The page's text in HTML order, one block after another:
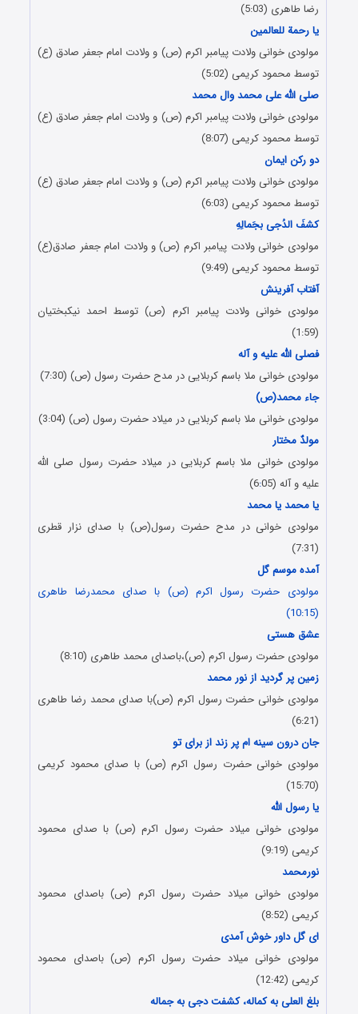
رضا طاهری (5:03)
یا رحمة للعالمین
مولودی خوانی ولادت پیامبر اکرم (ص) و ولادت امام جعفر صادق (ع)
توسط محمود کریمی (5:02)
صلی الله علی محمد وال محمد
مولودی خوانی ولادت پیامبر اکرم (ص) و ولادت امام جعفر صادق (ع)
توسط محمود کریمی (8:07)
دو رکن ایمان
مولودی خوانی ولادت پیامبر اکرم (ص) و ولادت امام جعفر صادق (ع)
توسط محمود کریمی (6:03)
کشفَ الدُجی بجَمالِهِ
مولودی خوانی ولادت پیامبر اکرم (ص) و ولادت امام جعفر صادق(ع)
توسط محمود کریمی (9:49)
آفتاب آفرینش
مولودی خوانی ولادت پیامبر اکرم (ص) توسط احمد نیکبختیان
(1:59)
فصلی الله علیه و آله
مولودی خوانی ملا باسم کربلایی در مدح حضرت رسول (ص) (7:30)
جاء محمد(ص)
مولودی خوانی ملا باسم کربلایی در میلاد حضرت رسول (ص) (3:04)
مولدٌ مختار
مولودی خوانی ملا باسم کربلایی در میلاد حضرت رسول صلی الله
علیه و آله (6
:05)
یا محمد یا محمد
مولودی خوانی در مدح حضرت رسول(ص) با صدای نزار قطری
(7:31)
آمده موسم گل
مولودی حضرت رسول اکرم (ص) با صدای محمدرضا طاهری
(10:15)
عشق هستی
مولودی حضرت رسول اکرم (ص)،باصدای محمد طاهری (8:10)
زمین پر گردید از نور محمد
مولودی خوانی حضرت رسول اکرم (ص)با صدای محمد رضا طاهری
(6:21)
جان درون سینه ام پر زند از برای تو
مولودی خوانی حضرت رسول اکرم (ص) با صدای محمود کریمی
(15:70)
یا رسول الله
مولودی خوانی میلاد حضرت رسول اکرم (ص) با صدای محمود
کریمی (9:19)
نورمحمد
مولودی خوانی میلاد حضرت رسول اکرم (ص) باصدای محمود
کریمی (8:52)
ای گل داور خوش آمدی
مولودی خوانی میلاد حضرت رسول اکرم (ص) باصدای محمود
کریمی (12:42)
بلغ العلی به کماله، کشفت دجی به جماله